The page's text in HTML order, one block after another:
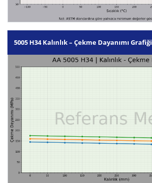
5005 H34 Kalınlık – Çekme Dayanımı Grafiği